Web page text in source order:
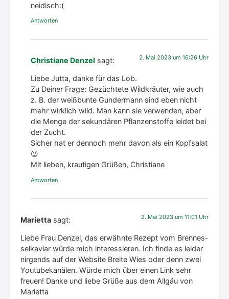
nei­disch:(
Antworten
Christiane Denzel sagt: 2. Mai 2023 um 16:26 Uhr
Lie­be Jut­ta, dan­ke für das Lob.
Zu Dei­ner Fra­ge: Gezüch­te­te Wild­kräu­ter, wie auch
z. B. der weiß­bun­te Gun­der­mann sind eben nicht
mehr wirk­lich wild. Man kann sie ver­wen­den, aber
die Men­ge der sekun­dä­ren Pflan­zen­stof­fe lei­det bei
der Zucht.
Sicher hat er den­noch mehr davon als ein Kopf­sa­lat
😉
Mit lie­ben, krau­ti­gen Grü­ßen, Chris­tia­ne
Antworten
Marietta sagt: 2. Mai 2023 um 11:01 Uhr
Lie­be Frau Den­zel, das erwähn­te Rezept vom Bren­nes­
sel­ka­vi­ar wür­de mich inter­es­sie­ren. Ich fin­de es lei­der
nir­gends auf der Web­site Brei­te Wies oder denn zwei
You­tube­ka­nä­len. Wür­de mich über einen Link sehr
freu­en! Dan­ke und lie­be Grü­ße aus dem All­gäu von
Mari­et­ta